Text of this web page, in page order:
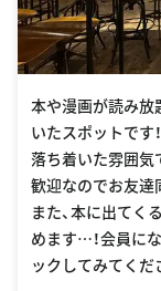
本や漫画が読み放
いたスポットです！
落ち着いた雰囲気
歓迎なのでお友達
また、本に出てく
めます…！会員に
ックしてみてくだ